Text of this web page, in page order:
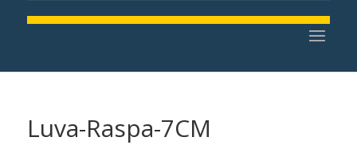
Luva-Raspa-7CM